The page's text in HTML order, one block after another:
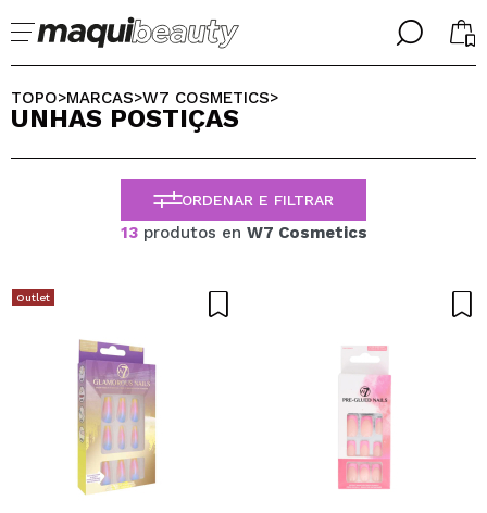
╳
Já sou #maquilover, tenho uma conta
Esqueceu-se da palavra-passe?
Eu não tenho uma conta aqui
QUERO REGISTAR-ME
╳
SELECIONE O SEU IDIOMA
PORTUGUESE
ESPAÑOL
ENGLISH
FRANCES
TOPO>MARCAS>W7 COSMETICS>
UNHAS POSTIÇAS
ORDENAR E FILTRAR
13produtos en W7 Cosmetics
Outlet